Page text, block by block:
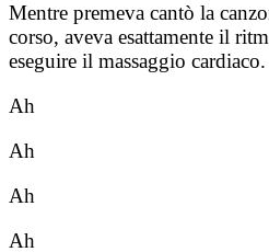
Mentre premeva cantò la
corso, aveva esattamente il
eseguire il massaggio cardiaco.
Ah
Ah
Ah
Ah